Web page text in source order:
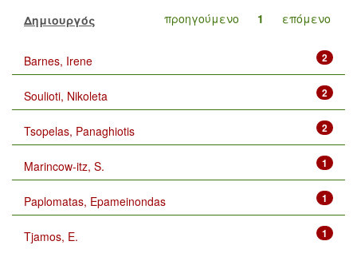
προηγούμενο 1 επόμενο
Δημιουργός
2
Barnes, Irene
2
Soulioti, Nikoleta
2
Tsopelas, Panaghiotis
1
Marincow-itz, S.
1
Paplomatas, Epameinondas
1
Tjamos, E.